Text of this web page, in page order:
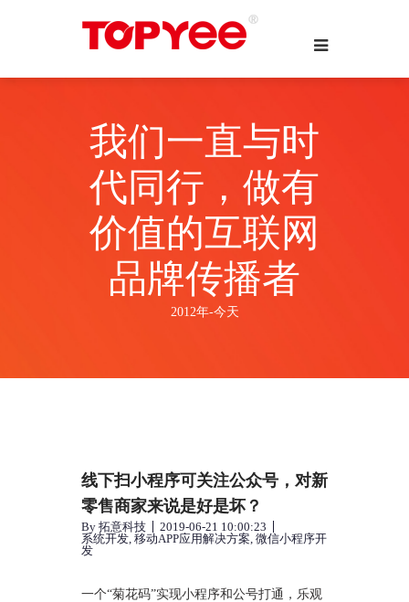
我们一直与时
代同行，做有
价值的互联网
品牌传播者
2012年-今天
线下扫小程序可关注公众号，对新
零售商家来说是好是坏？
By 拓意科技
2019-06-21 10:00:23
系统开发, 移动APP应用解决方案, 微信小程序开
发
一个“菊花码”实现小程序和公号打通，乐观